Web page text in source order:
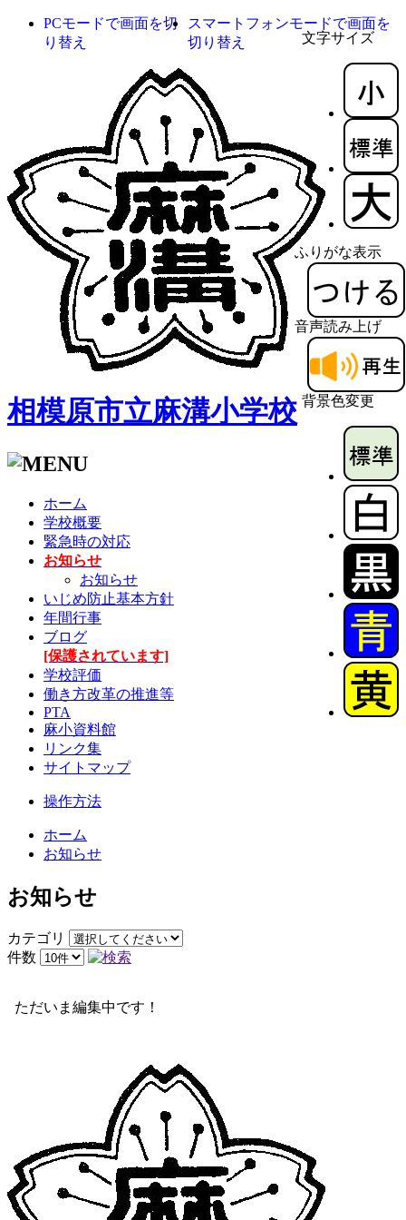
文字サイズ
ふりがな表示
音声読み上げ
背景色変更
PCモードで画面を切
り替え
スマートフォンモードで画面を
切り替え
相模原市立麻溝小学校
ホーム
学校概要
緊急時の対応
お知らせ
お知らせ
いじめ防止基本方針
年間行事
ブログ
[保護されています]
学校評価
働き方改革の推進等
PTA
麻小資料館
リンク集
サイトマップ
操作方法
ホーム
お知らせ
お知らせ
カテゴリ
件数
ただいま編集中です！